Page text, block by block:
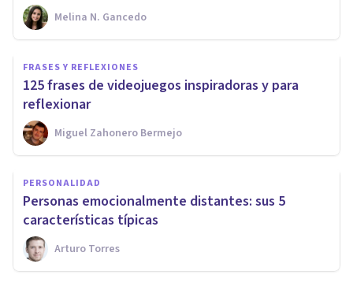
Melina N. Gancedo
FRASES Y REFLEXIONES
125 frases de videojuegos inspiradoras y para
reflexionar
Miguel Zahonero Bermejo
PERSONALIDAD
Personas emocionalmente distantes: sus 5
características típicas
Arturo Torres